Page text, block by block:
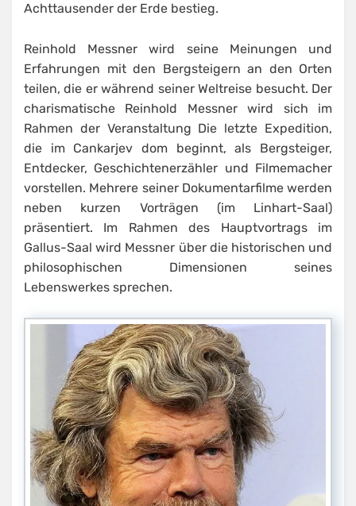
Achttausender der Erde bestieg.
Reinhold Messner wird seine Meinungen und
Erfahrungen mit den Bergsteigern an den Orten
teilen, die er während seiner Weltreise besucht. Der
charismatische Reinhold Messner wird sich im
Rahmen der Veranstaltung Die letzte Expedition,
die im Cankarjev dom beginnt, als Bergsteiger,
Entdecker, Geschichtenerzähler und Filmemacher
vorstellen. Mehrere seiner Dokumentarfilme werden
neben kurzen Vorträgen (im Linhart-Saal)
präsentiert. Im Rahmen des Hauptvortrags im
Gallus-Saal wird Messner über die historischen und
philosophischen Dimensionen seines
Lebenswerkes sprechen.